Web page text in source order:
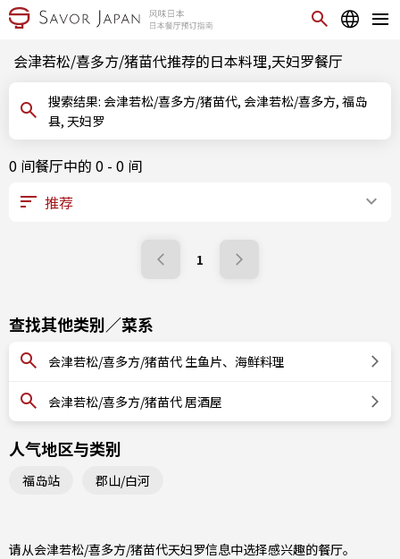
会津若松/喜多方/猪苗代推荐的日本料理,天妇罗餐厅
搜索结果: 会津若松/喜多方/猪苗代, 会津若松/喜多方, 福岛
县, 天妇罗
0 间餐厅中的 0 - 0 间
1
查找其他类别／菜系
会津若松/喜多方/猪苗代 生鱼片、海鲜料理
会津若松/喜多方/猪苗代 居酒屋
人气地区与类别
福岛站 郡山/白河
请从会津若松/喜多方/猪苗代天妇罗信息中选择感兴趣的餐厅。